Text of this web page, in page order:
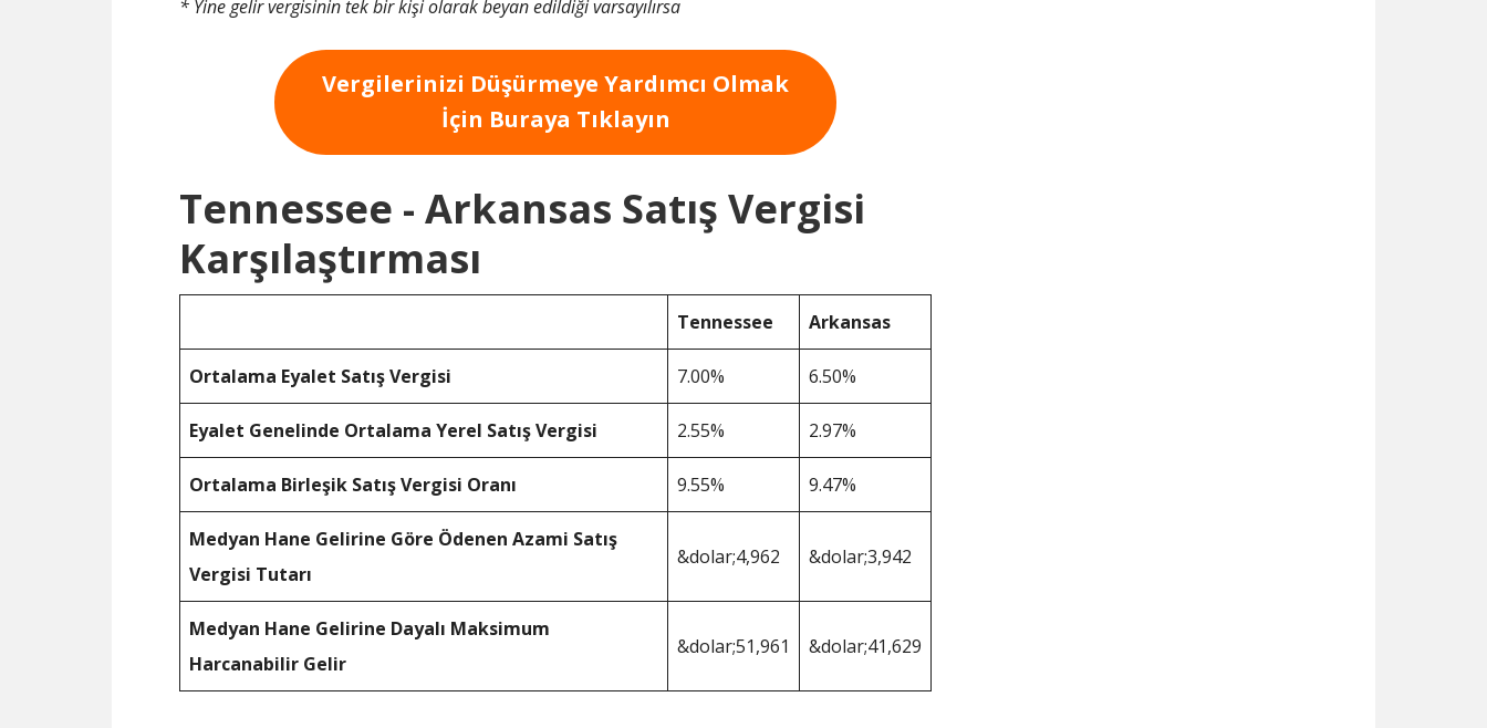
* Yine gelir vergisinin tek bir kişi olarak beyan edildiği varsayılırsa
Vergilerinizi Düşürmeye Yardımcı Olmak
İçin Buraya Tıklayın
Tennessee - Arkansas Satış Vergisi
Karşılaştırması
Tennessee Arkansas
Ortalama Eyalet Satış Vergisi 7.00% 6.50%
Eyalet Genelinde Ortalama Yerel Satış Vergisi 2.55% 2.97%
Ortalama Birleşik Satış Vergisi Oranı 9.55% 9.47%
Medyan Hane Gelirine Göre Ödenen Azami Satış
Vergisi Tutarı
&dolar;4,962 &dolar;3,942
Medyan Hane Gelirine Dayalı Maksimum
Harcanabilir Gelir
&dolar;51,961 &dolar;41,629